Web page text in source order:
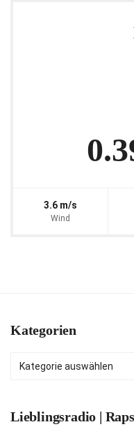
3.6 m/s
Wind
Kategorien
Lieblingsradio |